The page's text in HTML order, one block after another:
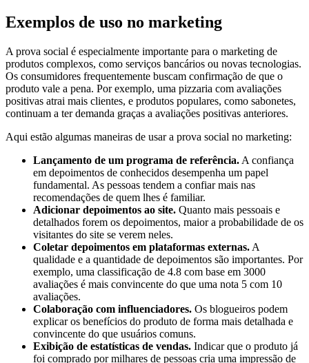
Exemplos de uso no marketing
A prova social é especialmente importante para o marketing de
produtos complexos, como serviços bancários ou novas tecnologias.
Os consumidores frequentemente buscam confirmação de que o
produto vale a pena. Por exemplo, uma pizzaria com avaliações
positivas atrai mais clientes, e produtos populares, como sabonetes,
continuam a ter demanda graças a avaliações positivas anteriores.
Aqui estão algumas maneiras de usar a prova social no marketing:
Lançamento de um programa de referência. A confiança
em depoimentos de conhecidos desempenha um papel
fundamental. As pessoas tendem a confiar mais nas
recomendações de quem lhes é familiar.
Adicionar depoimentos ao site. Quanto mais pessoais e
detalhados forem os depoimentos, maior a probabilidade de os
visitantes do site se verem neles.
Coletar depoimentos em plataformas externas. A
qualidade e a quantidade de depoimentos são importantes. Por
exemplo, uma classificação de 4.8 com base em 3000
avaliações é mais convincente do que uma nota 5 com 10
avaliações.
Colaboração com influenciadores. Os blogueiros podem
explicar os benefícios do produto de forma mais detalhada e
convincente do que usuários comuns.
Exibição de estatísticas de vendas. Indicar que o produto já
foi comprado por milhares de pessoas cria uma impressão de